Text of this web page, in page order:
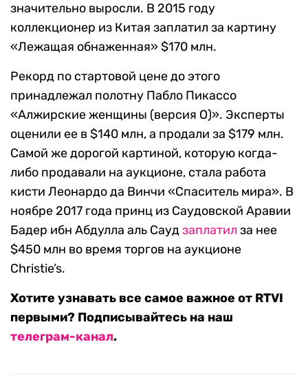
значительно выросли. В 2015 году
коллекционер из Китая заплатил за картину
«Лежащая обнаженная» $170 млн.
Рекорд по стартовой цене до этого
принадлежал полотну Пабло Пикассо
«Алжирские женщины (версия О)». Эксперты
оценили ее в $140 млн, а продали за $179 млн.
Самой же дорогой картиной, которую когда-
либо продавали на аукционе, стала работа
кисти Леонардо да Винчи «Спаситель мира». В
ноябре 2017 года принц из Саудовской Аравии
Бадер ибн Абдулла аль Саудзаплатил за нее
$450 млн во время торгов на аукционе
Christie’s.
Хотите узнавать все самое важное от RTVI
первыми? Подписывайтесь на наш
телеграм-канал.